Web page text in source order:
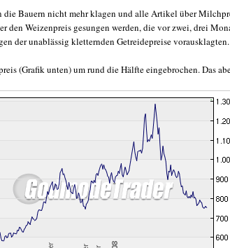
die Bauern nicht mehr klagen und alle Artikel über
den Weizenpreis gesungen werden, die vor zwei, drei
der unablässig kletternden Getreidepreise vorausklagten.
(Grafik unten) um rund die Hälfte eingebrochen. Das